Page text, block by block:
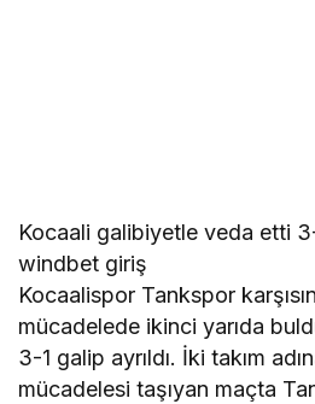
Kocaali galibiyetle veda etti
windbet giriş
Kocaalispor Tankspor
mücadelede ikinci yarıda
3-1 galip ayrıldı. İki takım
mücadelesi taşıyan maçta